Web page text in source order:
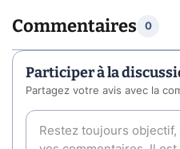
Commentaires 0
Participer à la
Partagez votre avis avec la